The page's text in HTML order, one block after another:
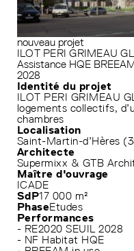
nouveau projet
ILOT PERI GRIMEAU
Assistance HQE
2028
Identité du projet
ILOT PERI GRIMEAU
logements collectifs,
chambres
Localisation
Saint-Martin-d’Hères
Architecte
Supermixx & GTB
Maître d'ouvrage
ICADE
SdP17 000 m²
PhaseEtudes
Performances
- RE2020 SEUIL 2028
- NF Habitat HQE